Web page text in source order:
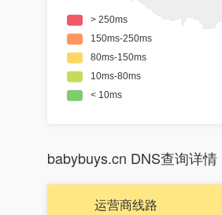
babybuys.cn DNS查询详情
运营商线路